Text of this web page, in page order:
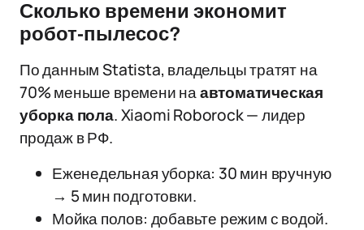
Сколько времени экономит
робот-пылесос?
По данным Statista, владельцы тратят на
70% меньше времени наавтоматическая
уборка пола. Xiaomi Roborock — лидер
продаж в РФ.
Еженедельная уборка: 30 мин вручную
→ 5 мин подготовки.
Мойка полов: добавьте режим с водой.